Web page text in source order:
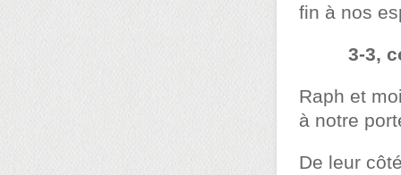
fin à nos
3-3,
Raph et
à notre
De leur